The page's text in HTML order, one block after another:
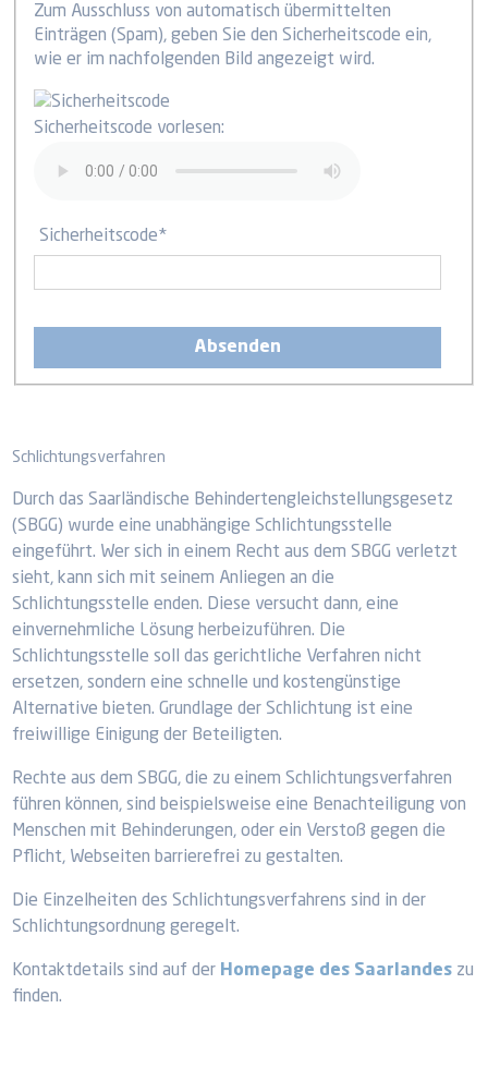
Zum Ausschluss von automatisch übermittelten
Einträgen (Spam), geben Sie den Sicherheitscode ein,
wie er im nachfolgenden Bild angezeigt wird.
Sicherheitscode vorlesen:
Sicherheitscode*
Schlichtungsverfahren
Durch das Saarländische Behindertengleichstellungsgesetz
(SBGG) wurde eine unabhängige Schlichtungsstelle
eingeführt. Wer sich in einem Recht aus dem SBGG verletzt
sieht, kann sich mit seinem Anliegen an die
Schlichtungsstelle enden. Diese versucht dann, eine
einvernehmliche Lösung herbeizuführen. Die
Schlichtungsstelle soll das gerichtliche Verfahren nicht
ersetzen, sondern eine schnelle und kostengünstige
Alternative bieten. Grundlage der Schlichtung ist eine
freiwillige Einigung der Beteiligten.
Rechte aus dem SBGG, die zu einem Schlichtungsverfahren
führen können, sind beispielsweise eine Benachteiligung von
Menschen mit Behinderungen, oder ein Verstoß gegen die
Pflicht, Webseiten barrierefrei zu gestalten.
Die Einzelheiten des Schlichtungsverfahrens sind in der
Schlichtungsordnung geregelt.
Kontaktdetails sind auf der Homepage des Saarlandes zu
finden.